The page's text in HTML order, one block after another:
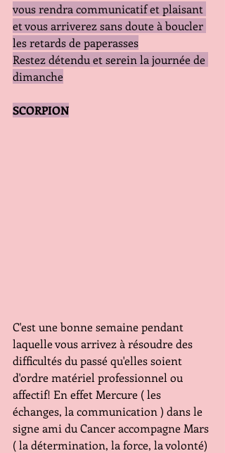
vous rendra communicatif et plaisant
et vous arriverez sans doute à boucler
les retards de paperasses
Restez détendu et serein la journée de
dimanche
SCORPION
C'est une bonne semaine pendant
laquelle vous arrivez à résoudre des
difficultés du passé qu'elles soient
d'ordre matériel professionnel ou
affectif! En effet Mercure ( les
échanges, la communication ) dans le
signe ami du Cancer accompagne Mars
( la détermination, la force, la volonté)